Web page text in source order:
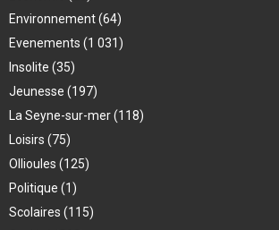
Environnement(64)
Evenements (1 031)
Insolite (35)
Jeunesse (197)
La Seyne-sur-mer(118)
Loisirs (75)
Ollioules (125)
Politique (1)
Scolaires (115)